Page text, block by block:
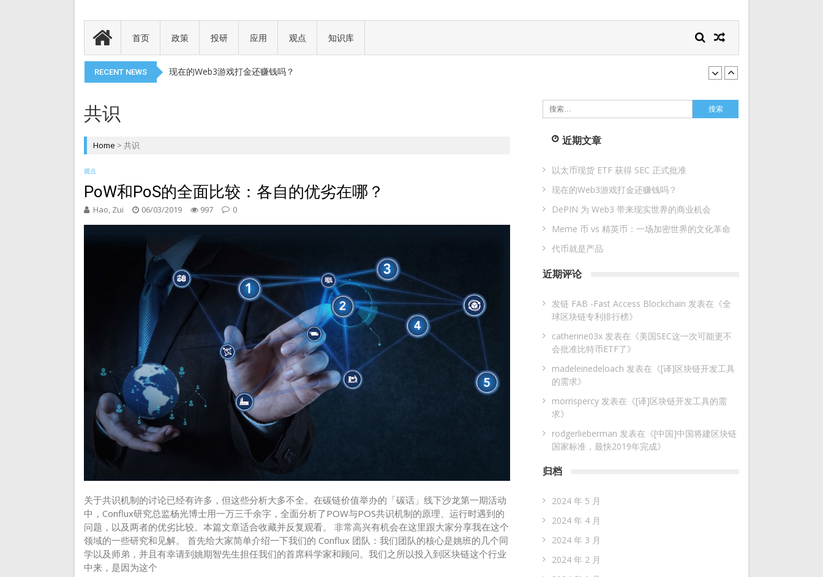
首页 政策 投研 应用 观点 知识库
RECENT NEWS
代币就是产品
以太币现货 ETF 获得 SEC 正式批准
现在的Web3游戏打金还赚钱吗？
共识
Home > 共识
观点
PoW和PoS的全面比较：各自的优劣在哪？
Hao, Zui 06/03/2019 997 0
关于共识机制的讨论已经有许多，但这些分析大多不全。在碳链价值举办的「碳话」线下沙龙第一期活动
中，Conflux研究总监杨光博士用一万三千余字，全面分析了POW与POS共识机制的原理、运行时遇到的
问题，以及两者的优劣比较。本篇文章适合收藏并反复观看。 非常高兴有机会在这里跟大家分享我在这个
领域的一些研究和见解。 首先给大家简单介绍一下我们的 Conflux 团队：我们团队的核心是姚班的几个同
学以及师弟，并且有幸请到姚期智先生担任我们的首席科学家和顾问。我们之所以投入到区块链这个行业
中来，是因为这个
搜
索：
近期文章
以太币现货 ETF 获得 SEC 正式批准
现在的Web3游戏打金还赚钱吗？
DePIN 为 Web3 带来现实世界的商业机会
Meme 币 vs 精英币：一场加密世界的文化革命
代币就是产品
近期评论
发链 FAB -Fast Access Blockchain 发表在《全
球区块链专利排行榜》
catherine03x 发表在《美国SEC这一次可能更不
会批准比特币ETF了》
madeleinedeloach 发表在《[译]区块链开发工具
的需求》
morrispercy 发表在《[译]区块链开发工具的需
求》
rodgerlieberman 发表在《[中国]中国将建区块链
国家标准，最快2019年完成》
归档
2024 年 5 月
2024 年 4 月
2024 年 3 月
2024 年 2 月